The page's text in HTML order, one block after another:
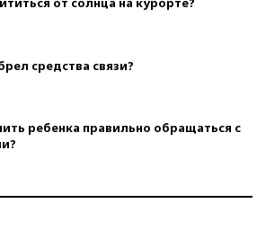
средства связи?
ребенка правильно обращаться с